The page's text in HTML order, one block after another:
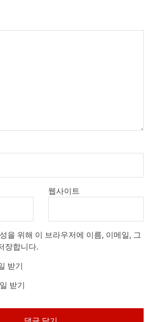
웹사이트
을 위해 이 브라우저에 이름, 이메일, 그
장합니다.
받기
받기